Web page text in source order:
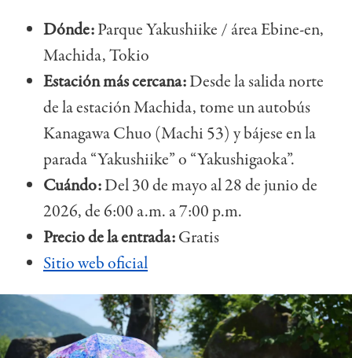
Dónde:Parque Yakushiike / área Ebine-en,
Machida, Tokio
Estación más cercana:Desde la salida norte
de la estación Machida, tome un autobús
Kanagawa Chuo (Machi 53) y bájese en la
parada “Yakushiike” o “Yakushigaoka”.
Cuándo:Del 30 de mayo al 28 de junio de
2026, de 6:00 a.m. a 7:00 p.m.
Precio de la entrada:Gratis
Sitio web oficial